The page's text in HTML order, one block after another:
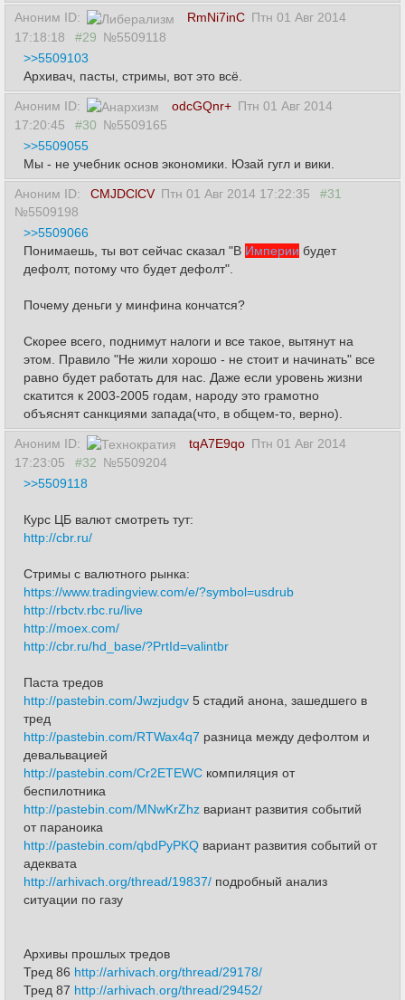
Аноним ID: RmNi7inC Птн 01 Авг 2014
17:18:18
#29 №5509118
>>5509103
Архивач, пасты, стримы, вот это всё.
Аноним ID: odcGQnr+ Птн 01 Авг 2014
17:20:45
#30 №5509165
>>5509055
Мы - не учебник основ экономики. Юзай гугл и вики.
Аноним ID: CMJDClCV Птн 01 Авг 2014 17:22:35
#31
№5509198
>>5509066
Понимаешь, ты вот сейчас сказал "В Империи будет
дефолт, потому что будет дефолт".
Почему деньги у минфина кончатся?
Скорее всего, поднимут налоги и все такое, вытянут на
этом. Правило "Не жили хорошо - не стоит и начинать" все
равно будет работать для нас. Даже если уровень жизни
скатится к 2003-2005 годам, народу это грамотно
объяснят санкциями запада(что, в общем-то, верно).
Аноним ID: tqA7E9qo Птн 01 Авг 2014
17:23:05
#32 №5509204
>>5509118
Курс ЦБ валют смотреть тут:
http://cbr.ru/
Стримы с валютного рынка:
https://www.tradingview.com/e/?symbol=usdrub
http://rbctv.rbc.ru/live
http://moex.com/
http://cbr.ru/hd_base/?PrtId=valintbr
Паста тредов
http://pastebin.com/Jwzjudgv 5 стадий анона, зашедшего в
тред
http://pastebin.com/RTWax4q7 разница между дефолтом и
девальвацией
http://pastebin.com/Cr2ETEWC компиляция от
беспилотника
http://pastebin.com/MNwKrZhz вариант развития событий
от параноика
http://pastebin.com/qbdPyPKQ вариант развития событий от
адеквата
http://arhivach.org/thread/19837/ подробный анализ
ситуации по газу
Архивы прошлых тредов
Тред 86 http://arhivach.org/thread/29178/
Тред 87 http://arhivach.org/thread/29452/